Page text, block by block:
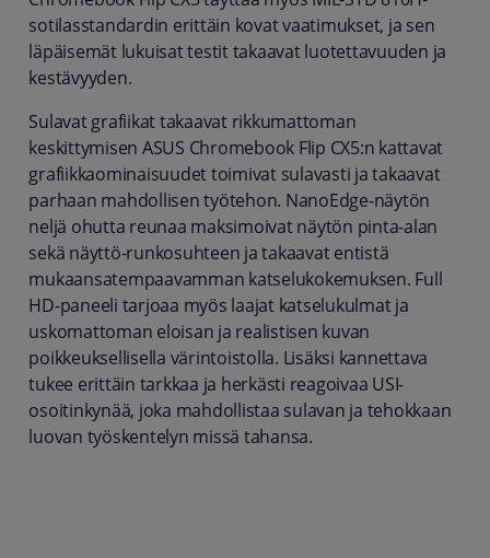
sotilasstandardin erittäin kovat vaatimukset, ja sen
läpäisemät lukuisat testit takaavat luotettavuuden ja
kestävyyden.
Sulavat grafiikat takaavat rikkumattoman
keskittymisen ASUS Chromebook Flip CX5:n kattavat
grafiikkaominaisuudet toimivat sulavasti ja takaavat
parhaan mahdollisen työtehon. NanoEdge-näytön
neljä ohutta reunaa maksimoivat näytön pinta-alan
sekä näyttö-runkosuhteen ja takaavat entistä
mukaansatempaavamman katselukokemuksen. Full
HD-paneeli tarjoaa myös laajat katselukulmat ja
uskomattoman eloisan ja realistisen kuvan
poikkeuksellisella värintoistolla. Lisäksi kannettava
tukee erittäin tarkkaa ja herkästi reagoivaa USI-
osoitinkynää, joka mahdollistaa sulavan ja tehokkaan
luovan työskentelyn missä tahansa.